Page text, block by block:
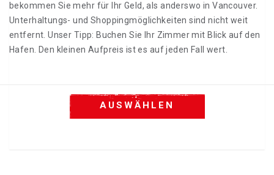
bekommen Sie mehr für Ihr Geld, als anderswo in Vancouver.
Unterhaltungs- und Shoppingmöglichkeiten sind nicht weit
entfernt. Unser Tipp: Buchen Sie Ihr Zimmer mit Blick auf den
Hafen. Den kleinen Aufpreis ist es auf jeden Fall wert.
AUSWÄHLEN